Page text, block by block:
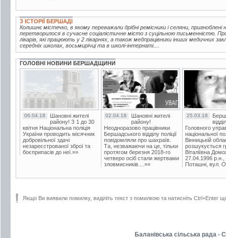
З ІСТОРІЇ БЕРШАДІ
Колишнє містечко, в якому переважали дрібні ремісники і селяни,
перетворилося в сучасне соціалістичне місто з суцільною письменністю.
лікарів, які працюють у 2 лікарнях, а також медпрацівники інших медичних
середніх школах, восьмирічці та в школі-інтернаті....
ГОЛОВНІ НОВИНИ БЕРШАДЩИНИ
06.04.18
Шановні жителі
району! З 1 до 30
квітня Національна поліція
України проводить місячник
добровільної здачі
незареєстрованої зброї та
боєприпасів до неї.»»
02.04.18
Шановні жителі
району!
Неодноразово працівники
Бершадського відділу поліції
повідомляли про шахраїв.
Та, незважаючи на це, тільки
протягом березня 2018-го
четверо осіб стали жертвами
зловмисників....»»
25.03.18
Головного
національної
Вінницькій
розшукується
Віталіївна
27.04.1996 р.н.,
Поташні, вул.
Якщо Ви виявили помилку, виділіть текст з помилкою та натисніть Ctrl+Enter
Баланівська сільська рада -